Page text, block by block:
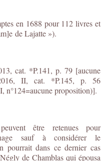
en 1688 pour 112 livres et
de Lajatte »).
cat. *P.141, p. 79 [aucune
2016, II, cat. *P.145, p. 56
n°124=aucune proposition)].
être retenues pour
sauf à considérer le
pourrait dans ce dernier cas
de Chamblas qui épousa